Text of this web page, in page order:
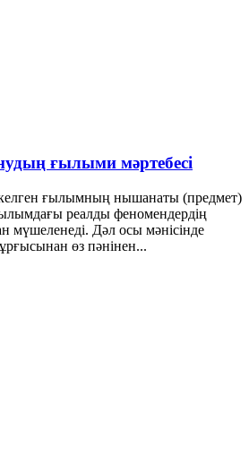
ғылыми мәртебесі
ғылымның нышанаты (предмет)
реалды феномендердің
Дәл осы мәнісінде
өз пәнінен...